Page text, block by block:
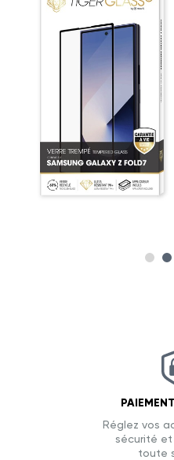
Réglez vos
sécurité
toute